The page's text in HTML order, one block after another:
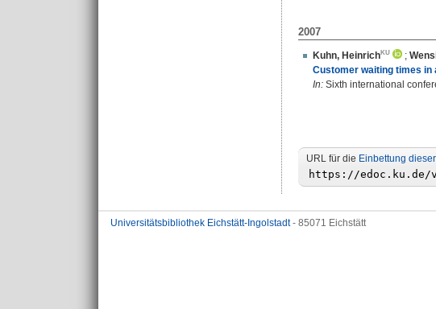
2007
Kuhn, Heinrich ;
Customer waiting times
In: Sixth international
URL für die Einbettung
Universitätsbibliothek Eichstätt-Ingolstadt- 85071 Eichstätt